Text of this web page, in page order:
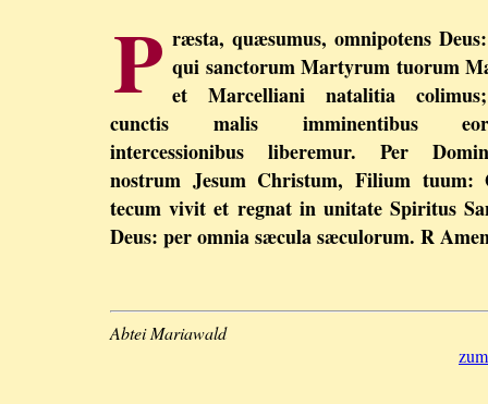
P ræsta, quæsumus, omnipotens
qui sanctorum Martyrum tuorum
et Marcelliani natalitia
cunctis malis imminentibus
intercessionibus liberemur. Per
nostrum Jesum Christum, Filium tuum:
tecum vivit et regnat in unitate Spiritus
Deus: per omnia sæcula sæculorum. R
Abtei Mariawald